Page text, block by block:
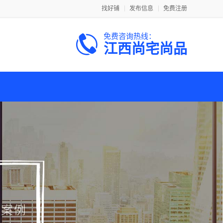
找好铺 发布信息 免费注册
免费咨询热线：
江西尚宅尚品